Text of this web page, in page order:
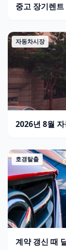
중고 장기렌
자동차시장
2026년 8월
호갱탈출
계약 갱신 때